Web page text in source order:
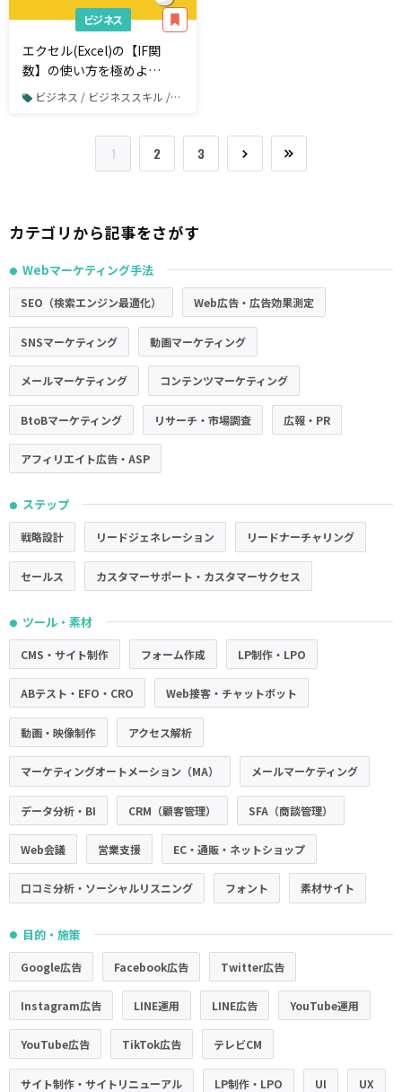
ビジネス
エクセル(Excel)の【IF関
数】の使い方を極めよ
う！“伝わる”レポート作成
ビジネス / ビジネススキル / Excel
1 2 3
カテゴリから記事をさがす
● Webマーケティング手法
SEO（検索エンジン最適化） Web広告・広告効果測定
SNSマーケティング 動画マーケティング
メールマーケティング コンテンツマーケティング
BtoBマーケティング リサーチ・市場調査 広報・PR
アフィリエイト広告・ASP
● ステップ
戦略設計 リードジェネレーション リードナーチャリング
セールス カスタマーサポート・カスタマーサクセス
● ツール・素材
CMS・サイト制作 フォーム作成 LP制作・LPO
ABテスト・EFO・CRO Web接客・チャットボット
動画・映像制作 アクセス解析
マーケティングオートメーション（MA） メールマーケティング
データ分析・BI CRM（顧客管理） SFA（商談管理）
Web会議 営業支援 EC・通販・ネットショップ
口コミ分析・ソーシャルリスニング フォント 素材サイト
● 目的・施策
Google広告 Facebook広告 Twitter広告
Instagram広告 LINE運用 LINE広告 YouTube運用
YouTube広告 TikTok広告 テレビCM
サイト制作・サイトリニューアル LP制作・LPO UI UX